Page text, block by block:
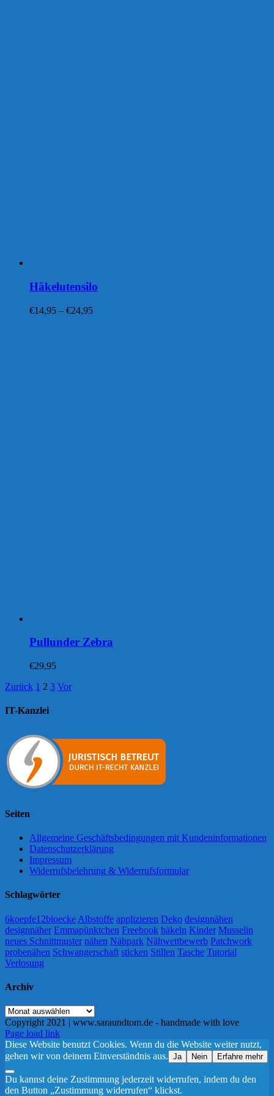
Häkelutensilo
€14,95 – €24,95Preisspanne:
Pullunder Zebra
€29,95
Zurück 1 2 3 Vor
IT-Kanzlei
Seiten
Allgemeine Geschäftsbedingungen mit Kundeninformationen
Datenschutzerklärung
Impressum
Widerrufsbelehrung & Widerrufsformular
Schlagwörter
6koepfe12bloecke Albstoffe applizieren Deko designnähen
designnäher Emmapünktchen Freebook häkeln Kinder Musselin
neues Schnittmuster nähen Nähpark Nähwettbewerb Patchwork
probenähen Schwangerschaft sticken Stillen Tasche Tutorial
Verlosung
Archiv
Archiv
Copyright 2021 | www.saraundtom.de - handmade with love
Instagram
Page load link
Diese Website benutzt Cookies. Wenn du die Website weiter nutzt,
gehen wir von deinem Einverständnis aus. Ja Nein Erfahre mehr
Du kannst deine Zustimmung jederzeit widerrufen, indem du den
den Button „Zustimmung widerrufen“ klickst.